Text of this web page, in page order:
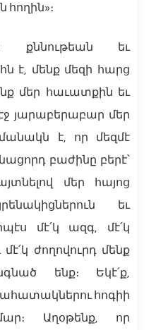
քննութեան եւ
է, մենք մեզի հարց
մեր հաւատքին եւ
յարաբերաբար մեր
է, որ մեզմէ
բաժինը բերէ՝
մեր հայոց
եւ
մէ՛կ ազգ, մէ՛կ
ժողովուրդ մենք
ենք։ Եկէ՛ք,
հոգիի
Աղօթենք, որ